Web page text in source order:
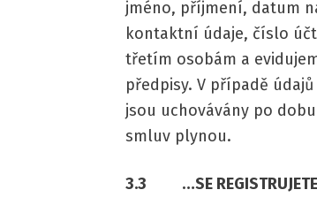
jméno, příjmení, datum
kontaktní údaje, číslo
třetím osobám a
předpisy. V případě
jsou uchovávány po
smluv plynou.
3.3 …SE REGISTRUJETE